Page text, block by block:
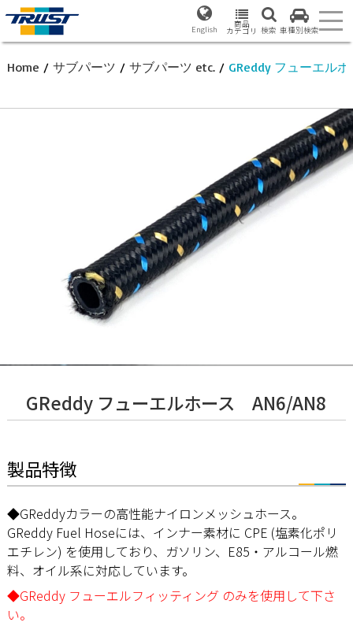
English 商品
カテゴリ 検索 車種別検索
Home / サブパーツ / サブパーツ etc./ GReddy フューエル
GReddy フューエルホース AN6/AN8
製品特徴
◆GReddyカラーの高性能ナイロンメッシュホース。
GReddy Fuel Hoseには、インナー素材に CPE (塩素化ポリ
エチレン) を使用しており、ガソリン、E85・アルコール燃
料、オイル系に対応しています。
◆GReddy フューエルフィッティング のみを使用して下さ
い。